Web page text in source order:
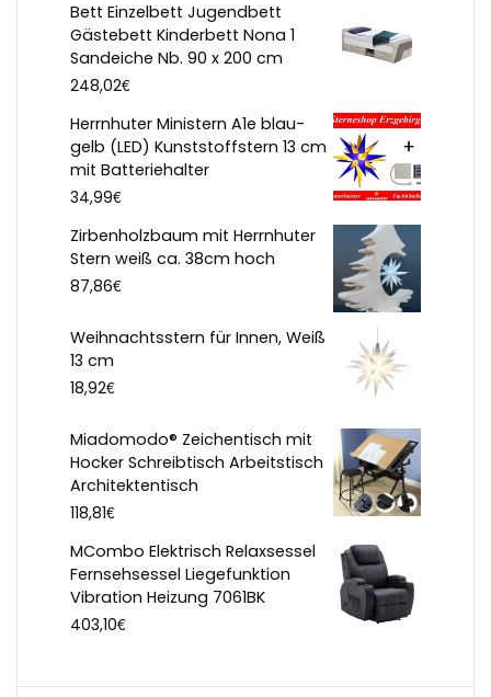
Bett Einzelbett Jugendbett
Gästebett Kinderbett Nona 1
Sandeiche Nb. 90 x 200 cm
248,02€
Herrnhuter Ministern A1e blau-
gelb (LED) Kunststoffstern 13 cm
mit Batteriehalter
34,99€
Zirbenholzbaum mit Herrnhuter
Stern weiß ca. 38cm hoch
87,86€
Weihnachtsstern für Innen, Weiß
13 cm
18,92€
Miadomodo® Zeichentisch mit
Hocker Schreibtisch Arbeitstisch
Architektentisch
118,81€
MCombo Elektrisch Relaxsessel
Fernsehsessel Liegefunktion
Vibration Heizung 7061BK
403,10€